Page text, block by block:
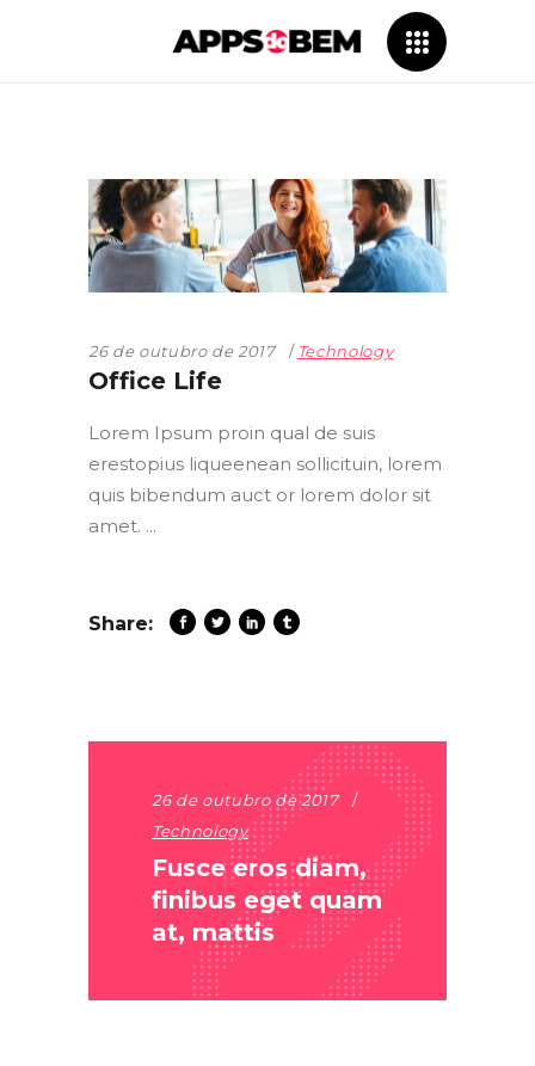
26 de outubro de 2017 Technology
Office Life
Lorem Ipsum proin qual de suis
erestopius liqueenean sollicituin, lorem
quis bibendum auct or lorem dolor sit
amet.
Share:
26 de outubro de 2017
Technology
Fusce eros diam,
finibus eget quam
at, mattis